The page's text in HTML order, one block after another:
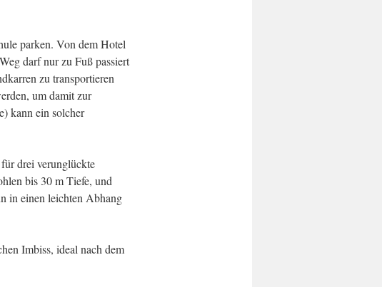
parken. Von dem Hotel
darf nur zu Fuß passiert
zu transportieren
um damit zur
kann ein solcher
drei verunglückte
bis 30 m Tiefe, und
in einen leichten Abhang
Imbiss, ideal nach dem